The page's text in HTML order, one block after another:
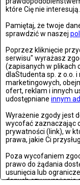
które Cię nie interesują.
Pamiętaj, że twoje
sprawdzić w naszej
Poprzez kliknięcie
serwisu" wyrażasz
(zapisanych w plikach
dlaStudenta sp. z o.o.
marketingowych,
ofert, reklam i innych
udostępniane innym
Wyrażenie zgody jest
wycofać zaznaczając
prywatności (link), w
prawa, jakie Ci
Poza wycofaniem
prawo do żądania
usunięcia lub
danych czy wyrażenia
Zdjęć: 26
Stronie Śląskie w
Zdjęć: 25